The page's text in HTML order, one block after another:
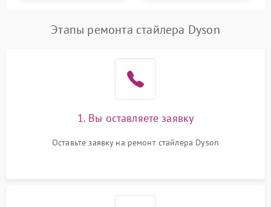
Этапы ремонта стайлера Dyson
1. Вы оставляете заявку
Оставьте заявку на ремонт стайлера Dyson